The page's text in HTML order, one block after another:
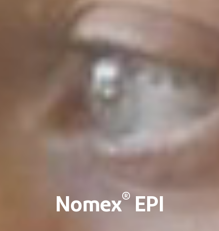
Nomex® EPI